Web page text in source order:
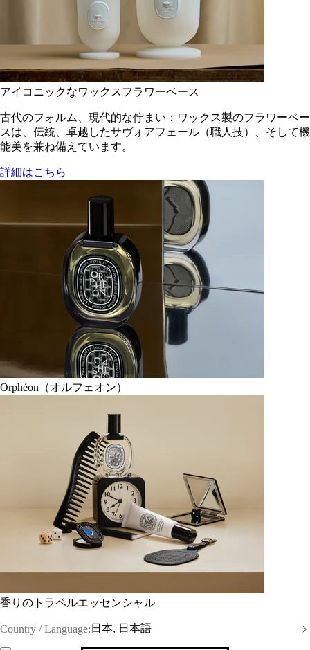
アイコニックなワックスフラワーベース
古代のフォルム、現代的な佇まい：ワックス製のフラワーベー
スは、伝統、卓越したサヴォアフェール（職人技）、そして機
能美を兼ね備えています。
詳細はこちら
Orphéon（オルフェオン）
香りのトラベルエッセンシャル
Country / Language: 日本, 日本語